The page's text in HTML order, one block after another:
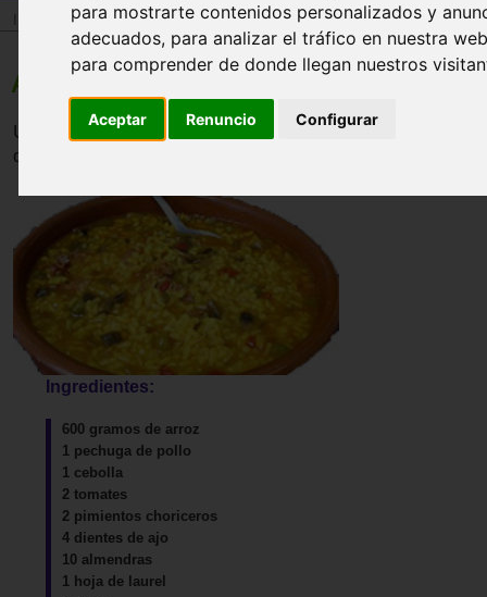
para mostrarte contenidos personalizados y
adecuados, para analizar el tráfico en nuestra
para comprender de donde llegan nuestros
Aceptar Renuncio Configurar
Recetas >Pastas y arroces
Arroz caldoso
Un delicioso arroz caldos con carne y pollo. Ideal para
día, puede ser un plato muy completo y único.
Ingredientes:
600 gramos de arroz
1 pechuga de pollo
1 cebolla
2 tomates
2 pimientos choriceros
4 dientes de ajo
10 almendras
1 hoja de laurel